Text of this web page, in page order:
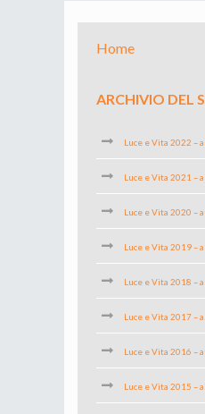
Home
ARCHIVIO DEL
Luce e Vita 2022 –
Luce e Vita 2021 –
Luce e Vita 2020 –
Luce e Vita 2019 –
Luce e Vita 2018 –
Luce e Vita 2017 –
Luce e Vita 2016 –
Luce e Vita 2015 –